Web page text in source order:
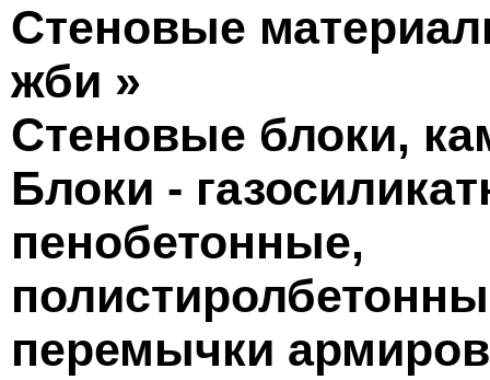
Стеновые
жби »
Стеновые блоки,
Блоки -
пенобетонные,
перемычки